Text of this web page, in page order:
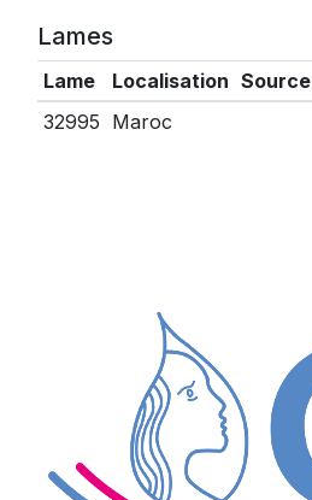
Lames
Lame Localisation Source
32995 Maroc